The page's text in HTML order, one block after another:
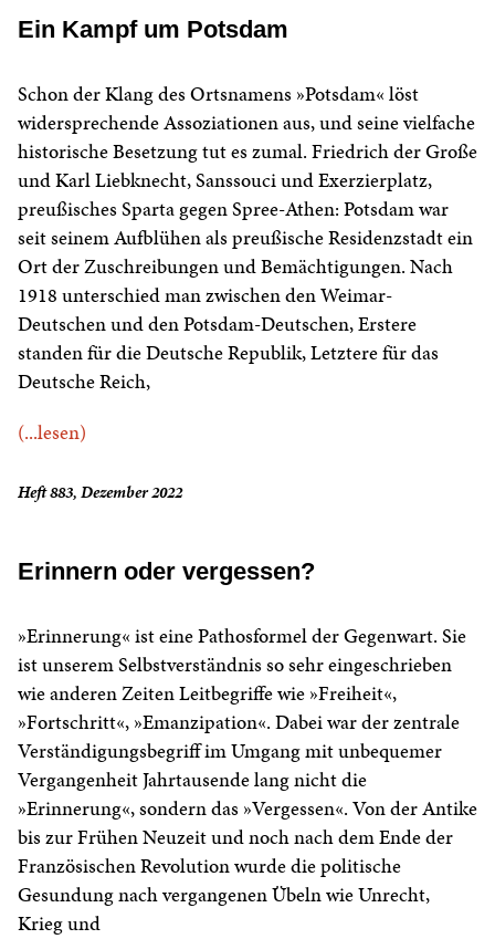
Ein Kampf um Potsdam
Schon der Klang des Ortsnamens »Potsdam« löst
widersprechende Assoziationen aus, und seine vielfache
historische Besetzung tut es zumal. Friedrich der Große
und Karl Liebknecht, Sanssouci und Exerzierplatz,
preußisches Sparta gegen Spree-Athen: Potsdam war
seit seinem Aufblühen als preußische Residenzstadt ein
Ort der Zuschreibungen und Bemächtigungen. Nach
1918 unterschied man zwischen den Weimar-
Deutschen und den Potsdam-Deutschen, Erstere
standen für die Deutsche Republik, Letztere für das
Deutsche Reich,
(...lesen)
Heft 883, Dezember 2022
Erinnern oder vergessen?
»Erinnerung« ist eine Pathosformel der Gegenwart. Sie
ist unserem Selbstverständnis so sehr eingeschrieben
wie anderen Zeiten Leitbegriffe wie »Freiheit«,
»Fortschritt«, »Emanzipation«. Dabei war der zentrale
Verständigungsbegriff im Umgang mit unbequemer
Vergangenheit Jahrtausende lang nicht die
»Erinnerung«, sondern das »Vergessen«. Von der Antike
bis zur Frühen Neuzeit und noch nach dem Ende der
Französischen Revolution wurde die politische
Gesundung nach vergangenen Übeln wie Unrecht,
Krieg und